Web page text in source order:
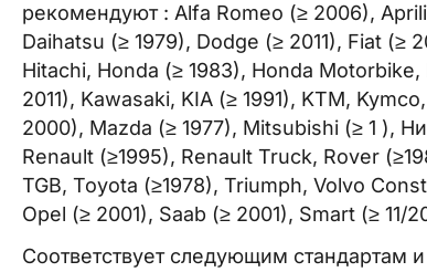
рекомендуют : Alfa Romeo (≥ 2006),
Daihatsu (≥ 1979), Dodge (≥ 2011), Fiat (≥
Hitachi, Honda (≥ 1983), Honda
2011), Kawasaki, KIA (≥ 1991), KTM,
2000), Mazda (≥ 1977), Mitsubishi (≥ 1 ),
Renault (≥1995), Renault Truck, Rover
TGB, Toyota (≥1978), Triumph, Volvo
Opel (≥ 2001), Saab (≥ 2001), Smart (≥ 11/
Соответствует следующим стандартам